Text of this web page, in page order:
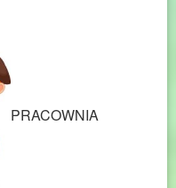
PRACOWNIA